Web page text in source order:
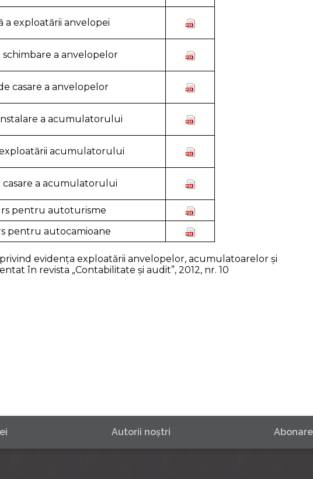
a exploatării anvelopei
a anvelopelor
casare a anvelopelor
a acumulatorului
acumulatorului
casare a acumulatorului
pentru autoturisme
pentru autocamioane
evidența exploatării anvelopelor, acumulatoarelor și
în revista „Contabilitate şi audit”, 2012, nr. 10
Autorii noştri